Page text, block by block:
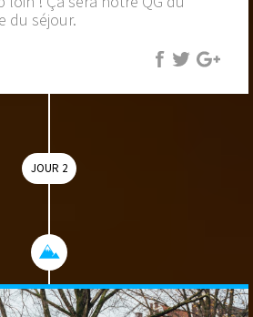
du séjour.
JOUR 2